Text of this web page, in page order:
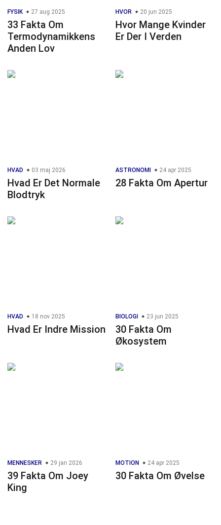
FYSIK 27 aug 2025
33 Fakta Om
Termodynamikkens
Anden Lov
HVOR 20 jun 2025
Hvor Mange Kvinder
Er Der I Verden
HVAD 03 maj 2026
Hvad Er Det Normale
Blodtryk
ASTRONOMI 24 apr 2025
28 Fakta Om Apertur
HVAD 18 nov 2025
Hvad Er Indre Mission
BIOLOGI 23 jun 2025
30 Fakta Om
Økosystem
MENNESKER 29 jan 2026
39 Fakta Om Joey
King
MOTION 24 apr 2025
30 Fakta Om Øvelse